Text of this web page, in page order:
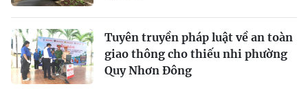
Tuyên truyền pháp luật về an toàn
giao thông cho thiếu nhi phường
Quy Nhơn Đông